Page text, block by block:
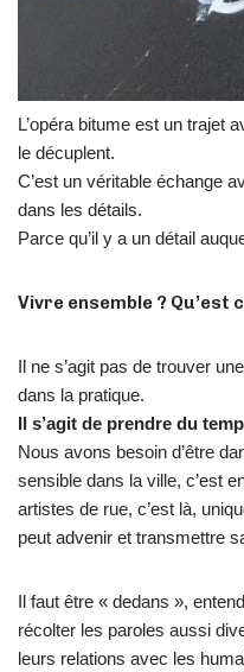
L’opéra bitume est un trajet
le décuplent.
C’est un véritable échange
dans les détails.
Parce qu’il y a un détail
Vivre ensemble ? Qu’est
Il ne s’agit pas de trouver
dans la pratique.
Il s’agit de prendre du
Nous avons besoin d’être
sensible dans la ville, c’est
artistes de rue, c’est là,
peut advenir et transmettre
Il faut être « dedans »,
récolter les paroles aussi
leurs relations avec les